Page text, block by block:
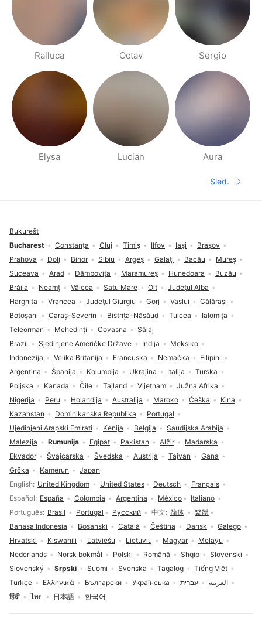
Ralluca Octav Sergio
Elysa Lucian Aura
Sledeća
Sled.
Izbor jezika
English United Kingdom United States Deutsch
Français
Español
España Colombia Argentina México
Italiano
Português Brasil Portugal Русский 中文 简体
繁體
Bahasa Indonesia
Bosanski Català Čeština Dansk
Galego
Hrvatski
Kiswahili Latviešu Lietuvių Magyar
Melayu
Nederlands
Norsk bokmål Polski Română Shqip
Slovenski
Slovenský
Srpski Suomi Svenska Tagalog
Tiếng Việt
Türkçe
Ελληνικά Български Українська עברית
العربية
हिंदी
ไทย 日本語 한국어
Brazil Sjedinjene Američke Države Indija
Meksiko
Indonezija
Velika Britanija Francuska Nemačka
Filipini
Argentina
Španija Kolumbija Ukrajina Italija
Turska
Poljska
Kanada Čile Tajland Vijetnam
Južna Afrika
Nigerija
Peru Holandija Australija Maroko Češka
Kina
Kazahstan
Dominikanska Republika
Portugal
Ujedinjeni Arapski Emirati
Kenija Belgija
Saudijska Arabija
Malezija
Rumunija Egipat Pakistan Alžir
Mađarska
Ekvador
Švajcarska Švedska Austrija Tajvan
Gana
Grčka
Kamerun Japan
Bucharest Constanța Cluj Timiș Ilfov Iaşi
Brașov
Prahova
Dolj Bihor Sibiu Argeș Galaţi Bacău
Mureș
Suceava
Arad Dâmbovița Maramureș Hunedoara
Buzău
Brăila
Neamț Vâlcea Satu Mare Olt
Judeţul Alba
Harghita
Vrancea Judeţul Giurgiu Gorj Vaslui
Călărași
Botoșani
Caraș-Severin Bistrița-Năsăud Tulcea
Ialomiţa
Teleorman
Mehedinți Covasna Sălaj
Bukurešt